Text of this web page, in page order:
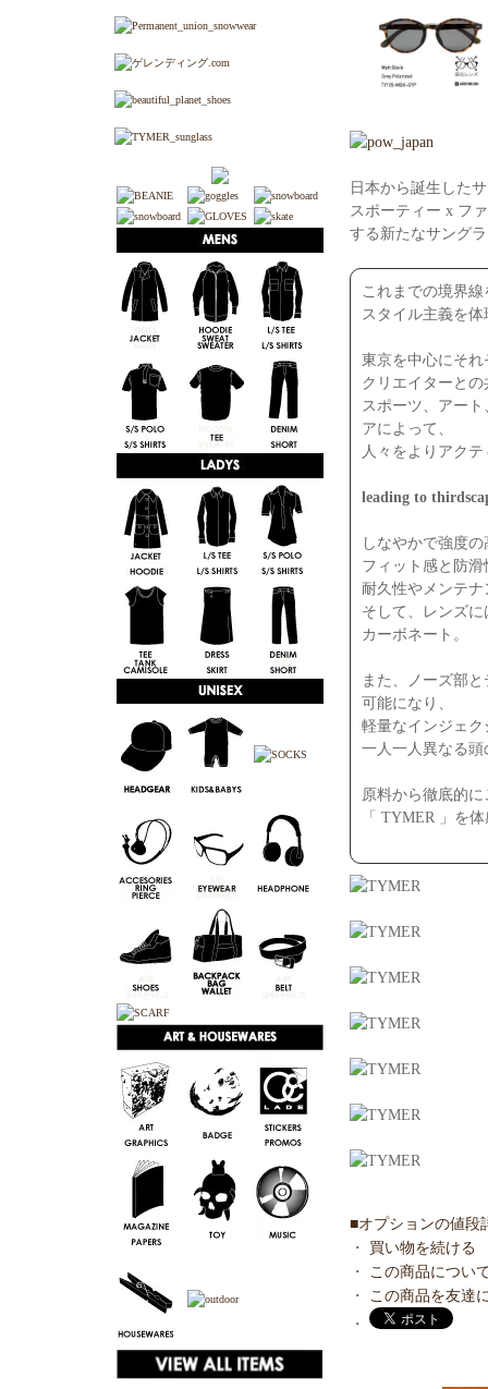
日本から誕生した
スポーティー x フ
する新たなサング
これまでの境界
スタイル主義を
東京を中心にそ
クリエイターと
スポーツ、アー
アによって、
人々をよりアク
leading to
しなやかで強度
フィット感と防
耐久性やメンテ
そして、レンズ
カーボネート。
また、ノーズ部
可能になり、
軽量なインジェ
一人一人異なる
原料から徹底的
「 TYMER 」を
■オプションの値段
・ 買い物を続ける
・
この商品につい
・
この商品を友達
・